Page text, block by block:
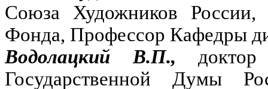
Союза Художников России,
Фонда, Профессор Кафедры
Водолацкий В.П.,
Государственной Думы